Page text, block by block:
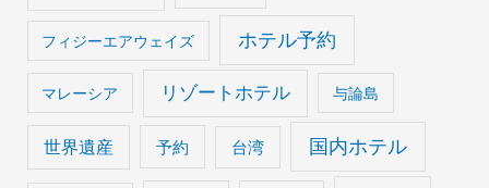
フィジーエアウェイズ ホテル予約
マレーシア リゾートホテル 与論島
世界遺産 予約 台湾 国内ホテル